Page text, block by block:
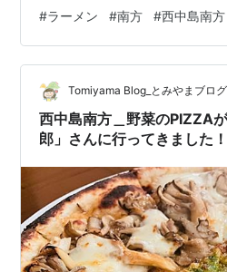
した！ 極厚ながら驚くほど柔ら
重ねたという特殊な切り方の極
るスープ。このレビューを読め
ス豚」に行きたくなるはず！ そ
深掘りしていきましょう！
#ラーメン #南方 #西中島南方
Tomiyama Blog_とみやまブログ
西中島南方＿野菜のPIZZA
郎」さんに行ってきました！